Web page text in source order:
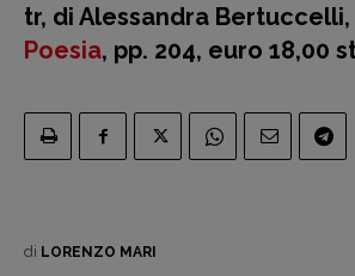
tr, di Alessandra Bertuccelli,
Poesia, pp. 204, euro 18,00
di LORENZO MARI